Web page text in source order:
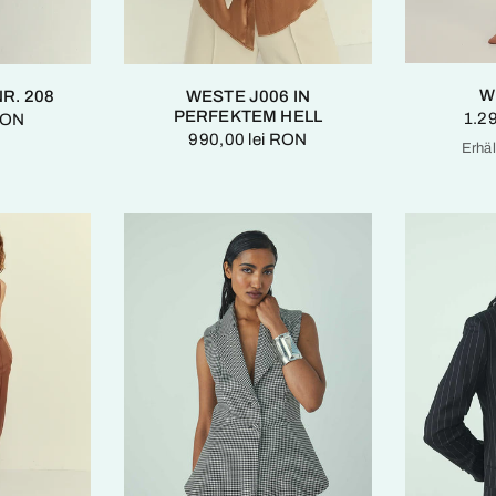
208
WESTE J006 IN
PERFEKTEM HELL
990,00 lei RON